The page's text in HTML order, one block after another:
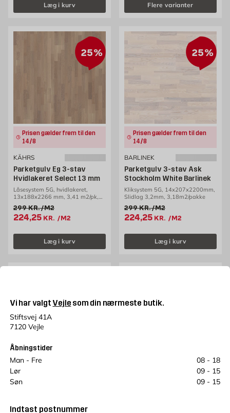
Vi har valgt Vejle som din nærmeste butik.
Stiftsvej 41A
7120 Vejle
Åbningstider
Man - Fre
08 - 18
Lør
09 - 15
Søn
09 - 15
Indtast postnummer
Læg i kurv Flere varianter
25%
Prisen gælder frem til den
14/8
KÄHRS
Parketgulv Eg 3-stav
Hvidlakeret Select 13 mm
Låsesystem 5G, hvidlakeret,
13x188x2266 mm, 3,41 m2/pk,
Gammel pris 299 kr. /m2
299KR./M2
Tilbudspris 224.25 kr. /m2
224,25 KR. /M2
Læg i kurv
25%
Prisen gælder frem til den
14/8
BARLINEK
Parketgulv 3-stav Ask
Stockholm White Barlinek
Kliksystem 5G, 14x207x2200mm,
Slidlag 3,2mm, 3,18m2/pakke
Gammel pris 299 kr. /m2
299KR./M2
Tilbudspris 224.25 kr. /
224,25 KR. /M2
Læg i kurv
Parketgulv 1-stav Eg